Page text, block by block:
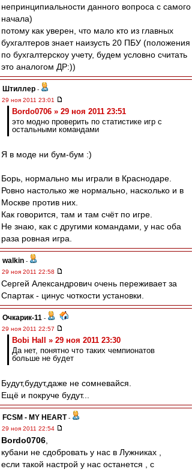
непринципиальности данного вопроса с самого
начала)
потому как уверен, что мало кто из главных
бухгалтеров знает наизусть 20 ПБУ (положения
по бухгалтерскоу учету, будем условно считать
это аналогом ДР:))
Штиллер -
29 ноя 2011 23:01
Bordo0706 » 29 ноя 2011 23:51
это модно проверить по статистике игр с
остальными командами
Я в моде ни бум-бум :)
Борь, нормально мы играли в Краснодаре.
Ровно настолько же нормально, насколько и в
Москве против них.
Как говорится, там и там счёт по игре.
Не знаю, как с другими командами, у нас оба
раза ровная игра.
walkin -
29 ноя 2011 22:58
Сергей Александрович очень переживает за
Спартак - цинус чоткости установки.
Очкарик-11 -
29 ноя 2011 22:57
Bobi Hall » 29 ноя 2011 23:30
Да нет, понятно что таких чемпионатов
больше не будет
Будут,будут,даже не сомневайся.
Ещё и покруче будут...
FCSM - MY HEART -
29 ноя 2011 22:54
Bordo0706
кубани не сдобровать у нас в Лужниках ,
если такой настрой у нас останется , с